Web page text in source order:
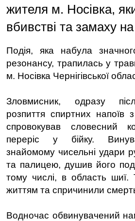
жителя м. Носівка,
вбивстві та замаху
Подія, яка набула
резонансу, трапилась у
м. Носівка Чернігівської
Зловмисник, одразу
розпиття спиртних напоїв
спровокував словесний
переріс у бійку.
знайомому чисельні удари
та палицею, душив його
тому числі, в область шиї.
життям та спричинили смерть
Водночас обвинувачений